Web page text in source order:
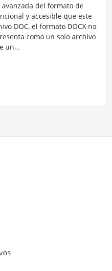
avanzada del formato de
y accesible que este
DOC, el formato DOCX no
como un solo archivo
un...